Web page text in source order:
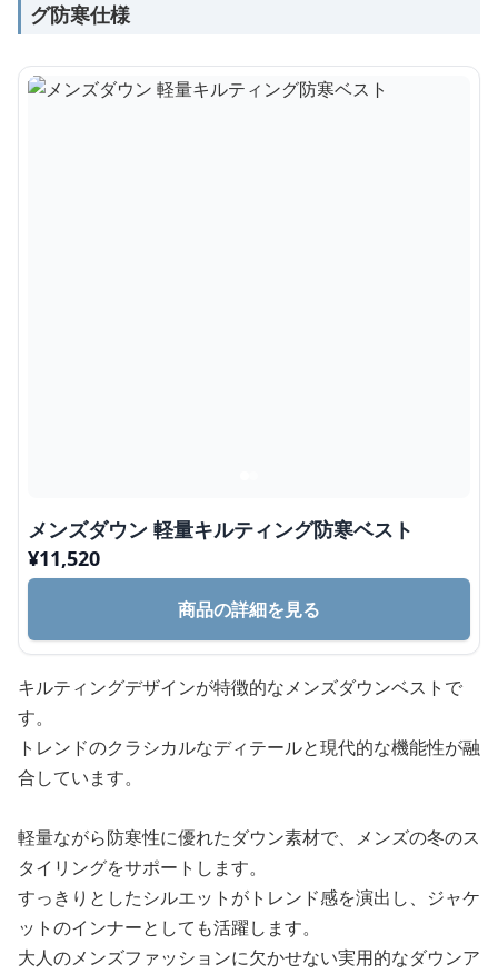
グ防寒仕様
メンズダウン 軽量キルティング防寒ベスト
¥11,520
商品の詳細を見る
キルティングデザインが特徴的なメンズダウンベストで
す。
トレンドのクラシカルなディテールと現代的な機能性が融
合しています。
軽量ながら防寒性に優れたダウン素材で、メンズの冬のス
タイリングをサポートします。
すっきりとしたシルエットがトレンド感を演出し、ジャケ
ットのインナーとしても活躍します。
大人のメンズファッションに欠かせない実用的なダウンア